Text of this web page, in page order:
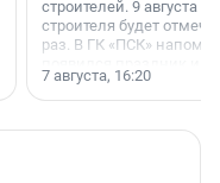
строителей. 9 августа
строителя будет
раз. В ГК «ПСК»
поменялась роль
7 августа, 16:20